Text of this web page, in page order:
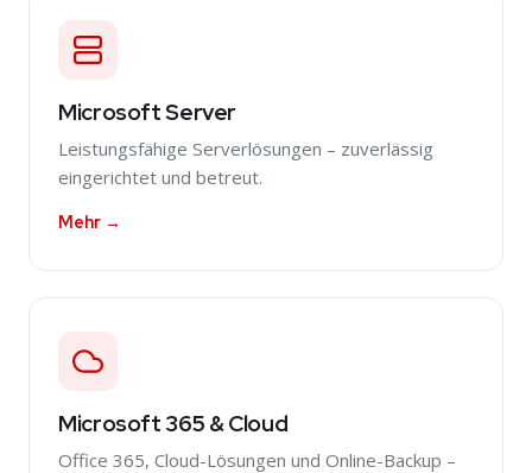
Microsoft Server
Leistungsfähige Serverlösungen – zuverlässig
eingerichtet und betreut.
Mehr →
Microsoft 365 & Cloud
Office 365, Cloud-Lösungen und Online-Backup –